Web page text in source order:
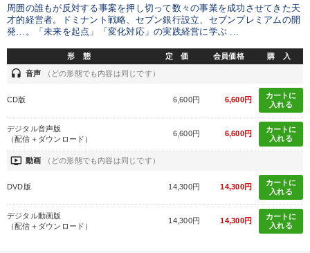
キーワード
SDGs リーダーシップ 思考法
インフレ対策・値上げ プロ経営者
※「更新」を押すと「カテゴリー」「目的別」「キーワード」を更新いただけます。
local_offer タグから探す refresh 更新する
すべての音声・動画（全2077タイトル）からお探しいただけます
周囲の誰もが反対する事案を押し切って数々の事業を成功させてきた天
才的経営者。ドミナント戦略、セブン銀行設立、セブンプレミアムの開
発…。「未来を起点」「変化対応」の実践経営に学ぶ ...
形 態 定 価 会員価格 購 入
headset 音声 （どの形態でも内容は同じです）
CD版 6,600円 6,600円
カートに
入れる
デジタル音声版
（配信＋ダウンロード）
6,600円 6,600円
カートに
入れる
ondemand_video 動画 （どの形態でも内容は同じです）
DVD版 14,300円 14,300円
カートに
入れる
デジタル動画版
（配信＋ダウンロード）
14,300円 14,300円
カートに
入れる